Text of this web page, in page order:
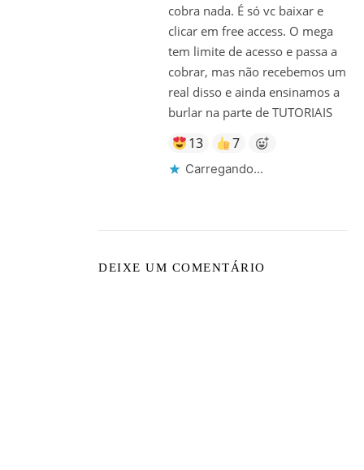
cobra nada. É só vc baixar e
clicar em free access. O mega
tem limite de acesso e passa a
cobrar, mas não recebemos um
real disso e ainda ensinamos a
burlar na parte de TUTORIAIS
13 7
Carregando...
DEIXE UM COMENTÁRIO